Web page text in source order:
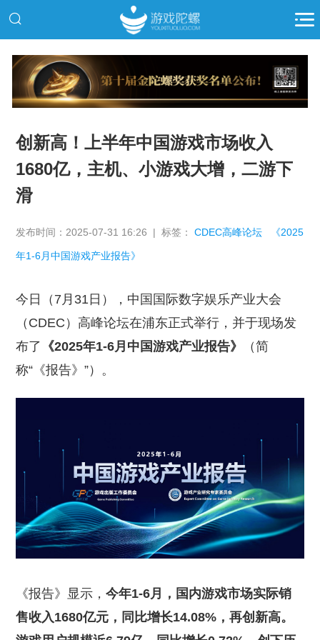
推广
创新高！上半年中国游戏市场收入
1680亿，主机、小游戏大增，二游下
滑
发布时间：2025-07-31 16:26 | 标签：CDEC高峰论坛 《2025
年1-6月中国游戏产业报告》
今日（7月31日），中国国际数字娱乐产业大会
（CDEC）高峰论坛在浦东正式举行，并于现场发
布了 《2025年1-6月中国游戏产业报告》
（简
称“《报告》”）。
《报告》显示，今年1-6月，国内游戏市场实际销
售收入1680亿元，同比增长14.08%，再创新高。